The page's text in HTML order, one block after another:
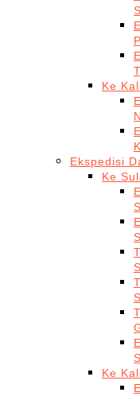
Ke
Ekspedisi
Ke
Ke